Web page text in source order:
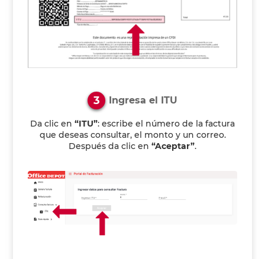
3 Ingresa el ITU
Da clic en “ITU”: escribe el número de la factura
que deseas consultar, el monto y un correo.
Después da clic en “Aceptar”.